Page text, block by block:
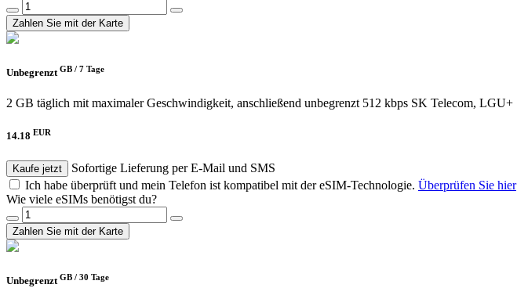
Zahlen Sie mit der Karte
UnbegrenztGB / 7 Tage
2 GB täglich mit maximaler Geschwindigkeit, anschließend unbegrenzt 512 kbps SK Telecom, LGU+
14.18 EUR
Kaufe jetzt
Sofortige Lieferung per E-Mail und SMS
Ich habe überprüft und mein Telefon ist kompatibel mit der eSIM-Technologie. Überprüfen Sie hier
Wie viele eSIMs benötigst du?
Zahlen Sie mit der Karte
UnbegrenztGB / 30 Tage